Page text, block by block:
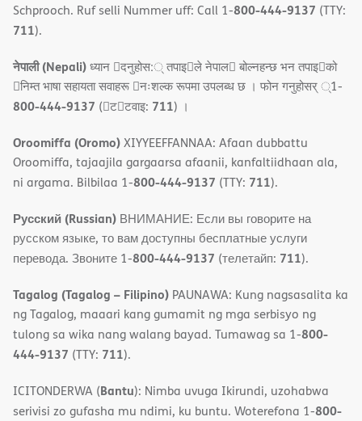
Schprooch. Ruf selli Nummer uff: Call 1-800-444-9137 (TTY:
711).
नेपाली (Nepali)ध्यान 􀇑दनुहोस:् तपाइ􀉍ले नेपाल􀈣 बोल्नहन्छ भन तपाइ􀉍को
􀇓निम्त भाषा सहायता सवाहरू 􀇓नःशल्क रूपमा उपलब्ध छ । फोन गनुहोसर् ्1-
800-444-9137 (􀇑ट􀇑टवाइ: 711) ।
Oroomiffa (Oromo)XIYYEEFFANNAA: Afaan dubbattu
Oroomiffa, tajaajila gargaarsa afaanii, kanfaltiidhaan ala,
ni argama. Bilbilaa 1-800-444-9137 (TTY: 711).
Русский (Russian) ВНИМАНИЕ: Если вы говорите на
русском языке, то вам доступны бесплатные услуги
перевода. Звоните 1-800-444-9137 (телетайп: 711).
Tagalog (Tagalog – Filipino) PAUNAWA: Kung nagsasalita ka
ng Tagalog, maaari kang gumamit ng mga serbisyo ng
tulong sa wika nang walang bayad. Tumawag sa 1-800-
444-9137 (TTY: 711).
ICITONDERWA (Bantu): Nimba uvuga Ikirundi, uzohabwa
serivisi zo gufasha mu ndimi, ku buntu. Woterefona 1-800-